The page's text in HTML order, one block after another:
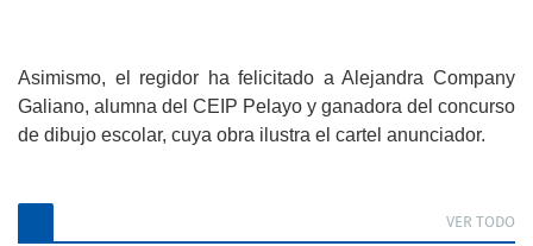
Asimismo, el regidor ha felicitado a Alejandra Company
Galiano, alumna del CEIP Pelayo y ganadora del concurso
de dibujo escolar, cuya obra ilustra el cartel anunciador.
VER TODO